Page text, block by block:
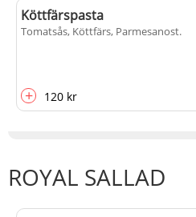
Köttfärspasta
Tomatsås, Köttfärs, Parmesanost.
+ 120 kr
ROYAL SALLAD